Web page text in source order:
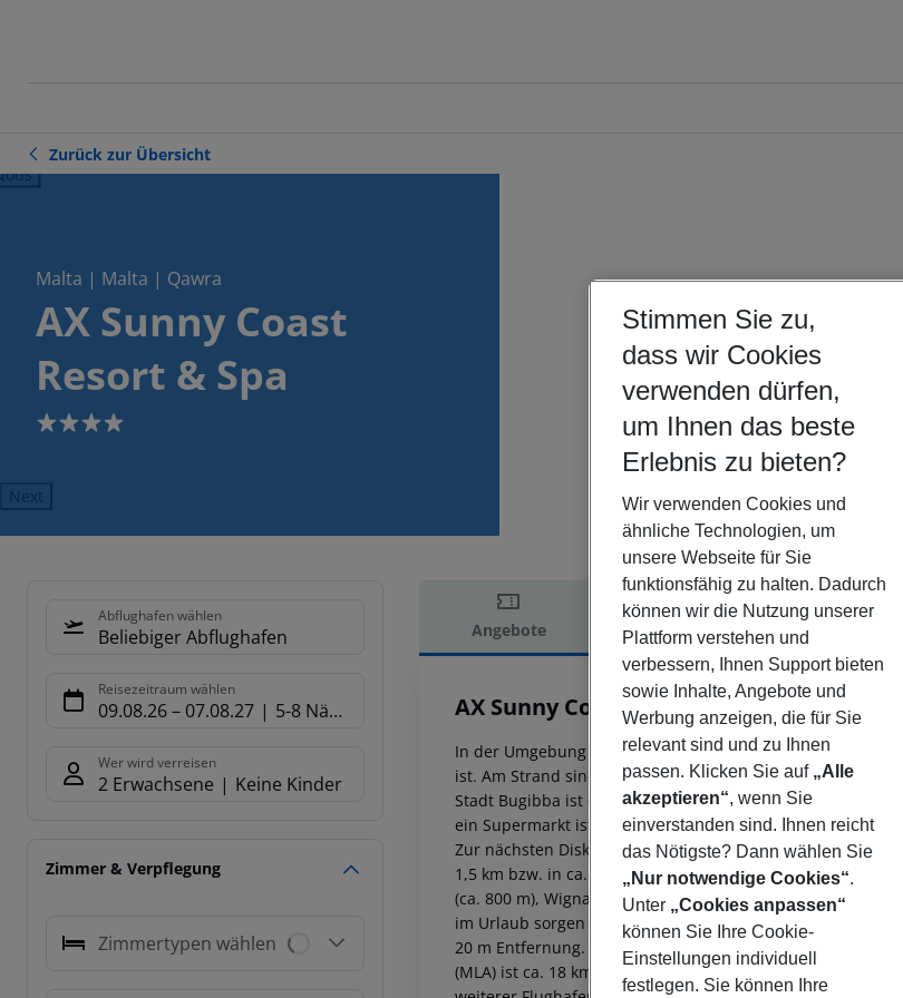
Zurück zur Übersicht
Malta | Malta | Qawra
AX Sunny Coast
Resort & Spa
4
Next
Abflughafen wählen
Beliebiger Abflughafen
Reisezeitraum wählen
09.08.26– 07.08.27 5-8 Nächte
Wer wird verreisen
2 Erwachsene Keine Kinder
Zimmer & Verpflegung
Zimmertypen wählen
Angebote Hotelbeschreibung
Hotelbeschreibung
AX Sunny Coast Resort & Spa
4
In der Umgebung eines Felsstrandes liegt das Hotel AX
ist. Am Strand sind Sonnenliegen und Sonnenschirme
Stadt Bugibba ist ca. 1,5 km entfernt (St Paul''s Bay ca. 2
ein Supermarkt ist nach ca. 5 m zu erreichen. Die
Zur nächsten Diskothek gelangt man nach rund 1,5 km.
1,5 km bzw. in ca. 12 km Entfernung zu finden. Folgende
(ca. 800 m), Wignacourt Tower (ca. 2 km), St Paul s Bay
im Urlaub sorgen neben einem Mietwagen-Verleih auch
20 m Entfernung. Zur ärztlichen Versorgung im Notfall
(MLA) ist ca. 18 km entfernt. Zwischen Hotel und
Stimmen Sie zu,
dass wir Cookies
verwenden dürfen,
um Ihnen das beste
Erlebnis zu bieten?
Wir verwenden Cookies und
ähnliche Technologien, um
unsere Webseite für Sie
funktionsfähig zu halten. Dadurch
können wir die Nutzung unserer
Plattform verstehen und
verbessern, Ihnen Support bieten
sowie Inhalte, Angebote und
Werbung anzeigen, die für Sie
relevant sind und zu Ihnen
passen. Klicken Sie auf „Alle
akzeptieren“, wenn Sie
einverstanden sind. Ihnen reicht
das Nötigste? Dann wählen Sie
„Nur notwendige Cookies“.
Unter „Cookies anpassen“
können Sie Ihre Cookie-
Einstellungen individuell
festlegen. Sie können Ihre